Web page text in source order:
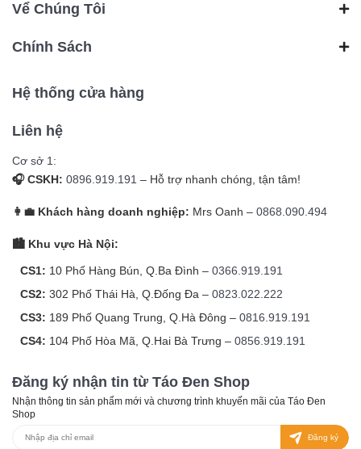
Vể Chúng Tôi
Chính Sách
Hệ thống cửa hàng
Liên hệ
Cơ sở 1:
🎧 CSKH: 0896.919.191 – Hỗ trợ nhanh chóng, tận tâm!
👩‍💼 Khách hàng doanh nghiệp: Mrs Oanh – 0868.090.494
🏙️ Khu vực Hà Nội:
CS1: 10 Phố Hàng Bún, Q.Ba Đình – 0366.919.191
CS2: 302 Phố Thái Hà, Q.Đống Đa – 0823.022.222
CS3: 189 Phố Quang Trung, Q.Hà Đông – 0816.919.191
CS4: 104 Phố Hòa Mã, Q.Hai Bà Trưng – 0856.919.191
Đăng ký nhận tin từ Táo Đen Shop
Nhận thông tin sản phẩm mới và chương trình khuyến mãi của Táo Đen
Shop
Đăng ký